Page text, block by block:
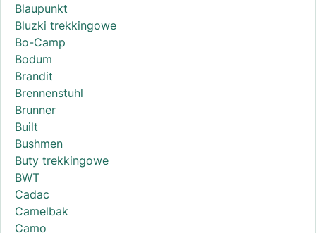
Blaupunkt
Bluzki trekkingowe
Bo-Camp
Bodum
Brandit
Brennenstuhl
Brunner
Built
Bushmen
Buty trekkingowe
BWT
Cadac
Camelbak
Camo